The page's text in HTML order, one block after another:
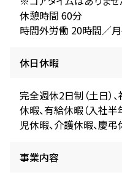
休憩時間 60分
時間外労働 20時間／
休日休暇
完全週休2日制（土日）
休暇、有給休暇（入社
児休暇、介護休暇、慶
事業内容